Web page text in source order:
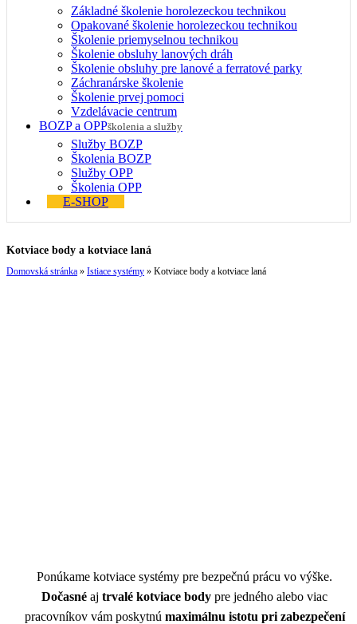
Základné školenie horolezeckou technikou
Opakované školenie horolezeckou technikou
Školenie priemyselnou technikou
Školenie obsluhy lanových dráh
Školenie obsluhy pre lanové a ferratové parky
Záchranárske školenie
Školenie prvej pomoci
Vzdelávacie centrum
BOZP a OPPškolenia a služby
Služby BOZP
Školenia BOZP
Služby OPP
Školenia OPP
E-SHOP
Kotviace body a kotviace laná
Domovská stránka » Istiace systémy » Kotviace body a kotviace laná
Ponúkame kotviace systémy pre bezpečnú prácu vo výške.
Dočasné aj trvalé kotviace body pre jedného alebo viac
pracovníkov vám poskytnú maximálnu istotu pri zabezpečení